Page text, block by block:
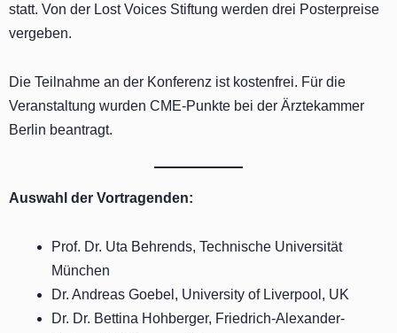
statt. Von der Lost Voices Stiftung werden drei Posterpreise
vergeben.
Die Teilnahme an der Konferenz ist kostenfrei. Für die
Veranstaltung wurden CME-Punkte bei der Ärztekammer
Berlin beantragt.
Auswahl der Vortragenden:
Prof. Dr. Uta Behrends, Technische Universität
München
Dr. Andreas Goebel, University of Liverpool, UK
Dr. Dr. Bettina Hohberger, Friedrich-Alexander-